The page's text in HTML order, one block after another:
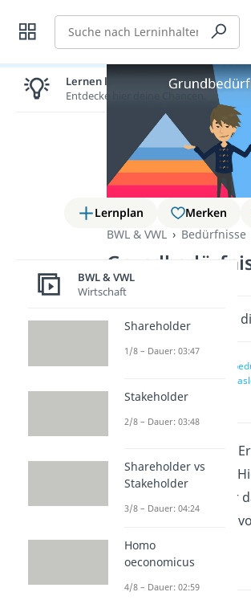
Suche
Lernplan Merken
BWL & VWL
Bedürfnisse
Wichtige Inhalte in
nach
Du suchst nach einer
Grundbedürfnissen
?
erklären wir dir
mithilfe der Theorien
Grawe.
Lernen lohnt sich!
Entdecke hier deine Chancen.
BWL & VWL
Wirtschaft
Shareholder
1/8 – Dauer: 03:47
Stakeholder
2/8 – Dauer: 03:48
Shareholder vs
Stakeholder
3/8 – Dauer: 04:24
Homo
oeconomicus
4/8 – Dauer: 02:59